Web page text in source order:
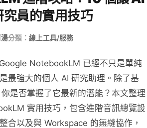
員的實用技巧
湯分類： 線上工具/服務
NotebookLM 已經不只是單純
最強大的個人 AI 研究助理。除了基
是否掌握了它最新的潛能？本文整理
實用技巧，包含進階音訊總覽設
合以及與 Workspace 的無縫協作，